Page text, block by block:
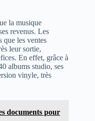
la musique
revenus. Les
que les ventes
leur sortie,
En effet, grâce à
albums studio, ses
vinyle, très
documents pour